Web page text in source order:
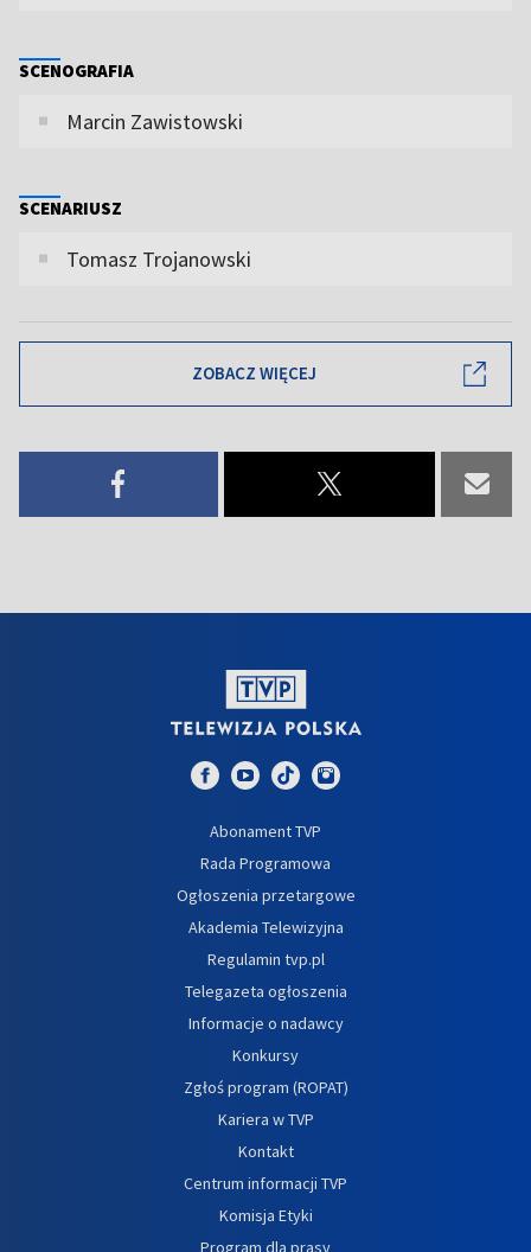
SCENOGRAFIA
Marcin Zawistowski
SCENARIUSZ
Tomasz Trojanowski
ZOBACZ WIĘCEJ
Abonament TVP
Rada Programowa
Ogłoszenia przetargowe
Akademia Telewizyjna
Regulamin tvp.pl
Telegazeta ogłoszenia
Informacje o nadawcy
Konkursy
Zgłoś program (ROPAT)
Kariera w TVP
Kontakt
Centrum informacji TVP
Komisja Etyki
Program dla prasy